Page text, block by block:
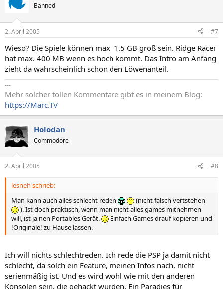
Banned
2. April 2005 #7
Wieso? Die Spiele können max. 1.5 GB groß sein. Ridge Racer
hat max. 400 MB wenn es hoch kommt. Das Intro am Anfang
zieht da wahrscheinlich schon den Löwenanteil.
---
Mehr solcher tollen Kommentare gibt es in meinem Blog:
https://Marc.TV
Holodan
Commodore
2. April 2005 #8
lesneh schrieb:
Man kann auch alles schlecht reden
(nicht falsch vertstehen
). Ist doch praktisch, wenn man nicht alles games mitnehmen
will, ist ja nen Portables Gerät.
Einfach Games drauf kopieren und
!Originale! zu Hause lassen.
Ich will nichts schlechtreden. Ich rede die PSP ja damit nicht
schlecht, da solch ein Feature, meinen Infos nach, nicht
serienmäßig ist. Und es wird wohl wie mit den anderen
Konsolen sein, die gehackt wurden. Ein Paradies für